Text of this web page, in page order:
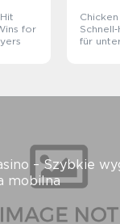
for
für
– Szybkie
mobilna